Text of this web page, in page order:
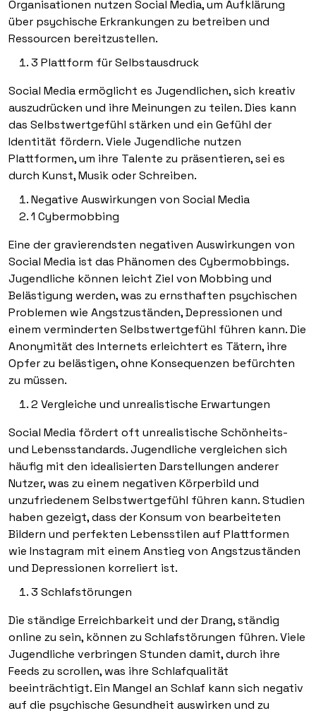
Organisationen nutzen Social Media, um Aufklärung
über psychische Erkrankungen zu betreiben und
Ressourcen bereitzustellen.
3 Plattform für Selbstausdruck
Social Media ermöglicht es Jugendlichen, sich kreativ
auszudrücken und ihre Meinungen zu teilen. Dies kann
das Selbstwertgefühl stärken und ein Gefühl der
Identität fördern. Viele Jugendliche nutzen
Plattformen, um ihre Talente zu präsentieren, sei es
durch Kunst, Musik oder Schreiben.
Negative Auswirkungen von Social Media
1 Cybermobbing
Eine der gravierendsten negativen Auswirkungen von
Social Media ist das Phänomen des Cybermobbings.
Jugendliche können leicht Ziel von Mobbing und
Belästigung werden, was zu ernsthaften psychischen
Problemen wie Angstzuständen, Depressionen und
einem verminderten Selbstwertgefühl führen kann. Die
Anonymität des Internets erleichtert es Tätern, ihre
Opfer zu belästigen, ohne Konsequenzen befürchten
zu müssen.
2 Vergleiche und unrealistische Erwartungen
Social Media fördert oft unrealistische Schönheits-
und Lebensstandards. Jugendliche vergleichen sich
häufig mit den idealisierten Darstellungen anderer
Nutzer, was zu einem negativen Körperbild und
unzufriedenem Selbstwertgefühl führen kann. Studien
haben gezeigt, dass der Konsum von bearbeiteten
Bildern und perfekten Lebensstilen auf Plattformen
wie Instagram mit einem Anstieg von Angstzuständen
und Depressionen korreliert ist.
3 Schlafstörungen
Die ständige Erreichbarkeit und der Drang, ständig
online zu sein, können zu Schlafstörungen führen. Viele
Jugendliche verbringen Stunden damit, durch ihre
Feeds zu scrollen, was ihre Schlafqualität
beeinträchtigt. Ein Mangel an Schlaf kann sich negativ
auf die psychische Gesundheit auswirken und zu